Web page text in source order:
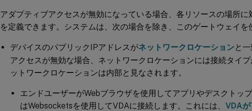
アダプティブアクセスが無効になっている場合、各リソースの場所に
を定義できます。システムは、次の場合を除き、このゲートウェイを
デバイスのパブリックIPアドレスがネットワークロケーション と
アクセスが無効な場合、ネットワークロケーションには接続タイ
ットワークロケーションは内部と見なされます。
エンドユーザーがWebブラウザを使用してアプリやデスクトッ
はWebsocketsを使用してVDAに接続します。これには、 VDA